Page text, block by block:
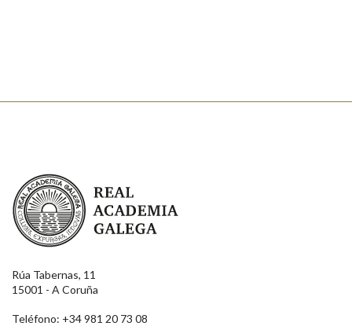
Real Academia Galega
Rúa Tabernas, 11
15001 - A Coruña
Teléfono: +34 981 20 73 08